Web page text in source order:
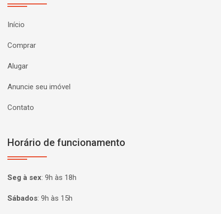
Início
Comprar
Alugar
Anuncie seu imóvel
Contato
Horário de funcionamento
Seg à sex: 9h às 18h
Sábados: 9h às 15h